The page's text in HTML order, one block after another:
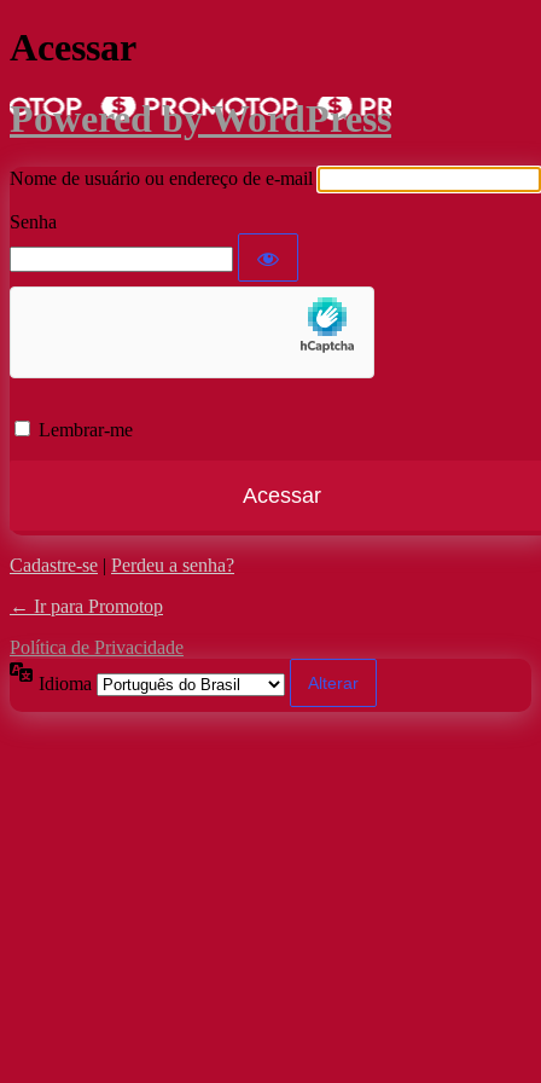
Acessar
Powered by WordPress
Nome de usuário ou endereço de e-mail
Senha
Lembrar-me
Cadastre-se | Perdeu a senha?
← Ir para Promotop
Política de Privacidade
Idioma